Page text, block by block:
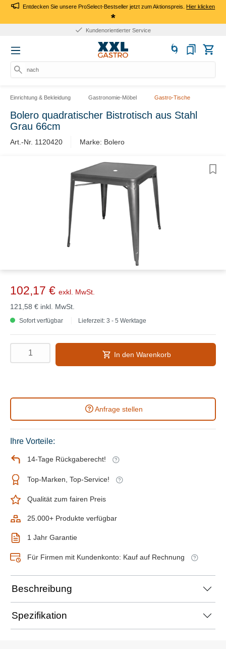
Entdecken Sie unsere ProSelect-Bestseller jetzt zum Aktionspreis.Hier klicken
*
Kundenorientierter Service
nach Pr
Einrichtung & Bekleidung Gastronomie-Möbel Gastro-Tische
Bolero quadratischer Bistrotisch aus Stahl
Grau 66cm
Art.-Nr. 1120420 Marke: Bolero
102,17 € exkl. MwSt.
121,58 € inkl. MwSt.
Sofort verfügbar Lieferzeit: 3 - 5 Werktage
In den Warenkorb
Anfrage stellen
Ihre Vorteile:
14-Tage Rückgaberecht!
Top-Marken, Top-Service!
Qualität zum fairen Preis
25.000+ Produkte verfügbar
1 Jahr Garantie
Für Firmen mit Kundenkonto: Kauf auf Rechnung
Beschreibung
Spezifikation